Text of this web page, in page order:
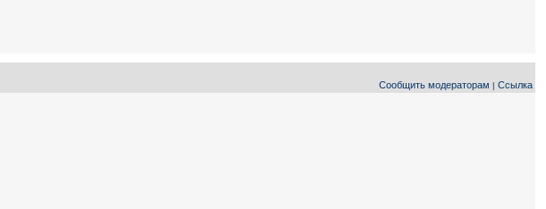
Сообщить модераторам | Ссылка